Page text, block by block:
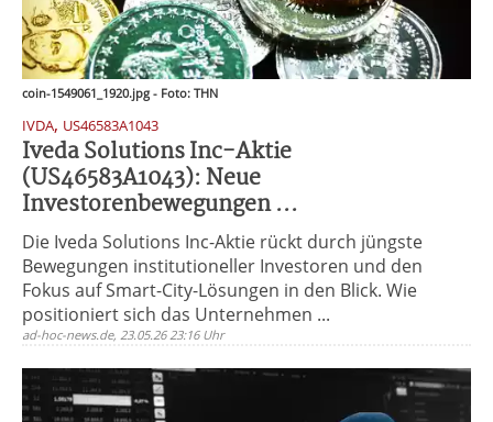
coin-1549061_1920.jpg - Foto: THN
IVDA, US46583A1043
Iveda Solutions Inc-Aktie
(US46583A1043): Neue
Investorenbewegungen ...
Die Iveda Solutions Inc-Aktie rückt durch jüngste
Bewegungen institutioneller Investoren und den
Fokus auf Smart-City-Lösungen in den Blick. Wie
positioniert sich das Unternehmen ...
ad-hoc-news.de, 23.05.26 23:16 Uhr